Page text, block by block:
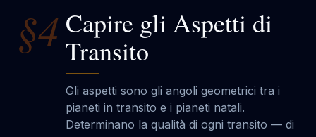
§4 Capire gli Aspetti di
Transito
Gli aspetti sono gli angoli geometrici tra i
pianeti in transito e i pianeti natali.
Determinano la qualità di ogni transito — di